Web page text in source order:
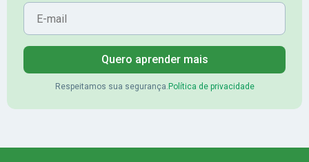
Quero aprender mais
Respeitamos sua segurança. Política de privacidade